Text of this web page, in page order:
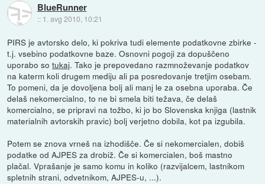
BlueRunner
:: 1. avg 2010, 10:21
PIRS je avtorsko delo, ki pokriva tudi elemente podatkovne zbirke -
t.j. vsebino podatkovne baze. Osnovni pogoji za dopuščeno
uporabo sotukaj. Tako je prepovedano razmnoževanje podatkov
na katerm koli drugem mediju ali pa posredovanje tretjim osebam.
To pomeni, da je dovoljena bolj ali manj le za osebna uporaba. Če
delaš nekomercialno, to ne bi smela biti težava, če delaš
komercialno, se pripravi na tožbo, ki jo bo Slovenska knjiga (lastnik
materialnih avtorskih pravic) bolj verjetno dobila, kot pa izgubila.
Potem se znova vrneš na izhodišče. Če si nekomercialen, dobiš
podatke od AJPES za drobiž. Če si komercialen, boš mastno
plačal. Vprašanje je samo komu in koliko (razvijalcem, lastnikom
spletnih strani, odvetnikom, AJPES-u, ...).